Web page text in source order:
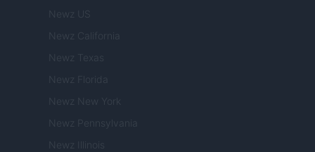
Newz US
Newz California
Newz Texas
Newz Florida
Newz New York
Newz Pennsylvania
Newz Illinois